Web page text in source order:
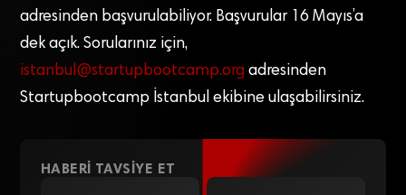
adresinden başvurulabiliyor. Başvurular 16 Mayıs’a
dek açık. Sorularınız için,
istanbul@startupbootcamp.org adresinden
Startupbootcamp İstanbul ekibine ulaşabilirsiniz.
HABERI TAVSIYE ET